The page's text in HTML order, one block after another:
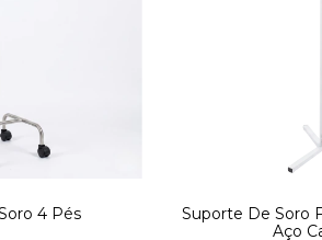
4 Pés
Suporte De Soro
Aço